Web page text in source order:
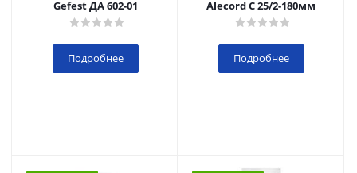
Gefest ДА 602-01
Подробнее
Alecord C 25/2-180мм
Подробнее